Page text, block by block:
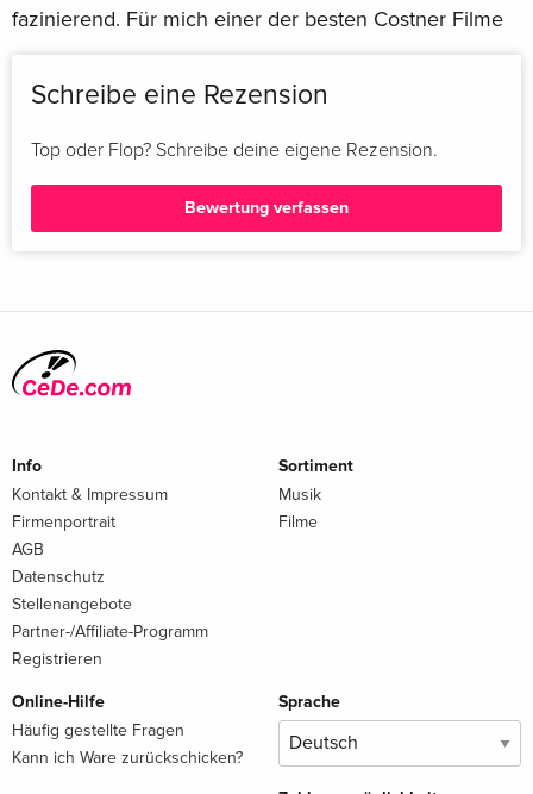
fazinierend. Für mich einer der besten Costner Filme
Schreibe eine Rezension
Top oder Flop? Schreibe deine eigene Rezension.
Bewertung verfassen
Info
Kontakt & Impressum
Firmenportrait
AGB
Datenschutz
Stellenangebote
Partner-/Affiliate-Programm
Registrieren
Sortiment
Musik
Filme
Online-Hilfe
Häufig gestellte Fragen
Kann ich Ware zurückschicken?
Sprache